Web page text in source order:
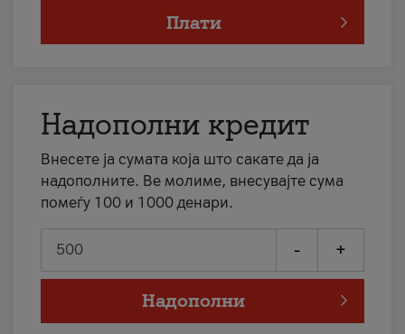
Плати
Надополни кредит
Внесете ја сумата која што сакате да ја
надополните. Ве молиме, внесувајте сума
помеѓу 100 и 1000 денари.
- +
Надополни